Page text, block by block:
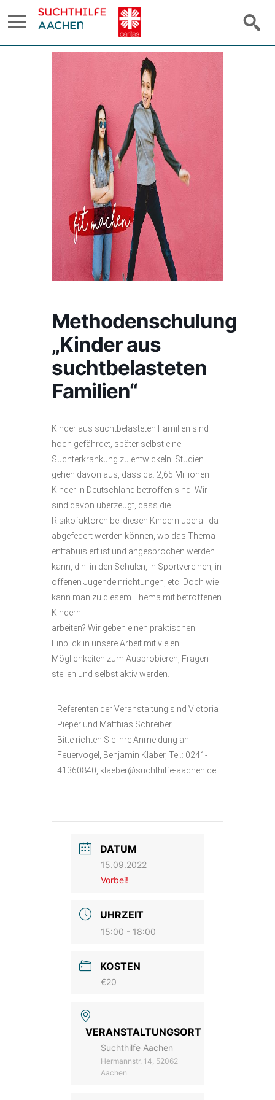
Methodenschulung
„Kinder aus
suchtbelasteten
Familien“
Kinder aus suchtbelasteten Familien sind
hoch gefährdet, später selbst eine
Suchterkrankung zu entwickeln. Studien
gehen davon aus, dass ca. 2,65 Millionen
Kinder in Deutschland betroffen sind. Wir
sind davon überzeugt, dass die
Risikofaktoren bei diesen Kindern überall da
abgefedert werden können, wo das Thema
enttabuisiert ist und angesprochen werden
kann, d.h. in den Schulen, in Sportvereinen, in
offenen Jugendeinrichtungen, etc. Doch wie
kann man zu diesem Thema mit betroffenen
Kindern
arbeiten? Wir geben einen praktischen
Einblick in unsere Arbeit mit vielen
Möglichkeiten zum Ausprobieren, Fragen
stellen und selbst aktiv werden.
Referenten der Veranstaltung sind Victoria
Pieper und Matthias Schreiber.
Bitte richten Sie Ihre Anmeldung an
Feuervogel, Benjamin Kläber, Tel.: 0241-
41360840, klaeber@suchthilfe-aachen.de
DATUM
15.09.2022
Vorbei!
UHRZEIT
15:00 - 18:00
KOSTEN
€20
VERANSTALTUNGSORT
Suchthilfe Aachen
Hermannstr. 14, 52062
Aachen